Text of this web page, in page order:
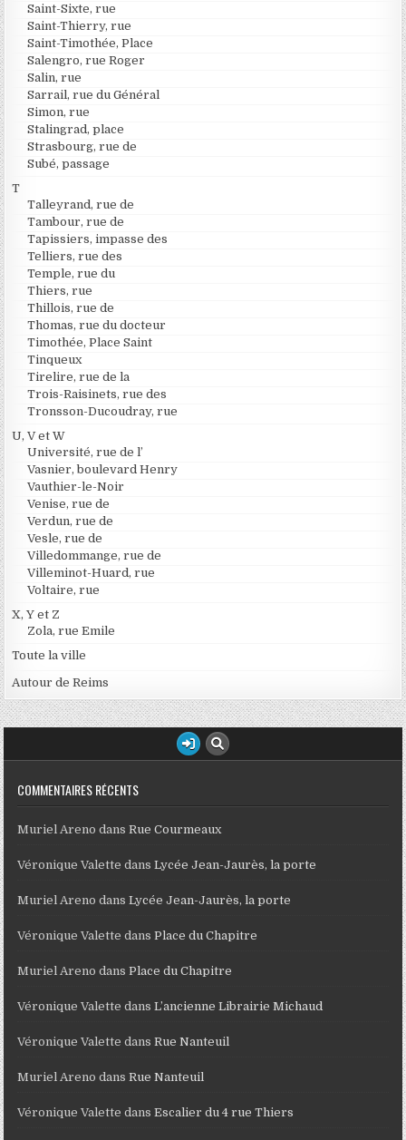
Saint-Sixte, rue
Saint-Thierry, rue
Saint-Timothée, Place
Salengro, rue Roger
Salin, rue
Sarrail, rue du Général
Simon, rue
Stalingrad, place
Strasbourg, rue de
Subé, passage
T
Talleyrand, rue de
Tambour, rue de
Tapissiers, impasse des
Telliers, rue des
Temple, rue du
Thiers, rue
Thillois, rue de
Thomas, rue du docteur
Timothée, Place Saint
Tinqueux
Tirelire, rue de la
Trois-Raisinets, rue des
Tronsson-Ducoudray, rue
U, V et W
Université, rue de l’
Vasnier, boulevard Henry
Vauthier-le-Noir
Venise, rue de
Verdun, rue de
Vesle, rue de
Villedommange, rue de
Villeminot-Huard, rue
Voltaire, rue
X, Y et Z
Zola, rue Emile
Toute la ville
Autour de Reims
COMMENTAIRES RÉCENTS
Muriel Areno dansRue Courmeaux
Véronique Valette dansLycée Jean-Jaurès, la porte
Muriel Areno dansLycée Jean-Jaurès, la porte
Véronique Valette dansPlace du Chapitre
Muriel Areno dansPlace du Chapitre
Véronique Valette dansL’ancienne Librairie Michaud
Véronique Valette dansRue Nanteuil
Muriel Areno dansRue Nanteuil
Véronique Valette dansEscalier du 4 rue Thiers